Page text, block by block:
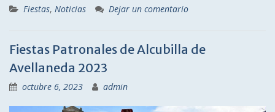
Fiestas, Noticias Dejar un comentario
Fiestas Patronales de Alcubilla de
Avellaneda 2023
octubre 6, 2023 admin